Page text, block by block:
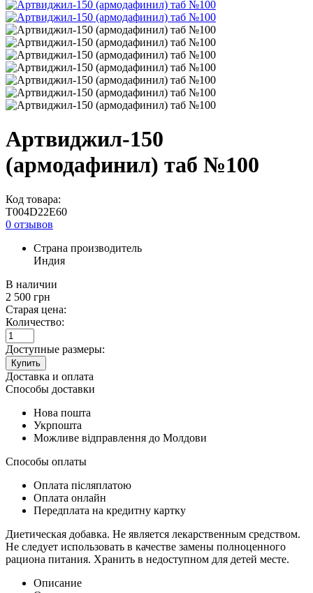
Артвиджил-150
(армодафинил) таб №100
Код товара:
T004D22E60
0 отзывов
Страна производитель
Индия
В наличии
2 500 грн
Старая цена:
Количество:
Доступные размеры:
Купить
Доставка и оплата
Способы доставки
Нова пошта
Укрпошта
Можливе відправлення до Молдови
Способы оплаты
Оплата післяплатою
Оплата онлайн
Передплата на кредитну картку
Диетическая добавка. Не является лекарственным средством.
Не следует использовать в качестве замены полноценного
рациона питания. Хранить в недоступном для детей месте.
Описание